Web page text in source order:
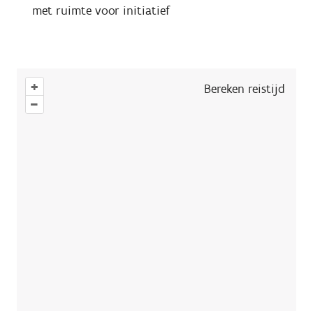
met ruimte voor initiatief
+
–
Bereken reistijd